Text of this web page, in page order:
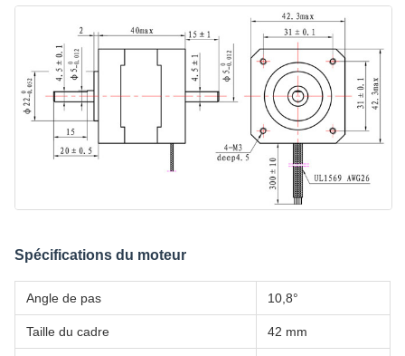
Spécifications du moteur
Angle de pas 10,8°
Taille du cadre 42 mm